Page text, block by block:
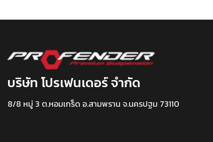
บริษัท โปรเฟนเดอร์ จำกัด
8/8 หมู่ 3 ต.หอมเกร็ด อ.สามพราน จ.นครปฐม 73110